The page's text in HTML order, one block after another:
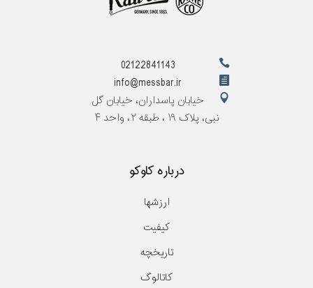
02122841143
info@messbar.ir
خیابان پاسداران، خیابان گل
نبی، پلاک ۱۹ ، طبقه ۲، واحد ۴
درباره کاوکو
ارزشها
کیفیت
تاریخچه
کاتالوگ